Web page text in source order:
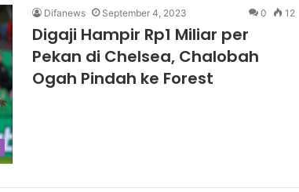
Difanews September 4, 2023 0 12
Digaji Hampir Rp1 Miliar per
Pekan di Chelsea, Chalobah
Ogah Pindah ke Forest